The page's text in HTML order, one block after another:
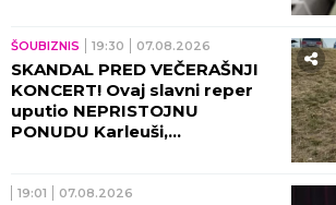
ŠOUBIZNIS 19:30 07.08.2026
SKANDAL PRED VEČERAŠNJI
KONCERT! Ovaj slavni reper
uputio NEPRISTOJNU
PONUDU Karleuši,
19:01 07.08.2026